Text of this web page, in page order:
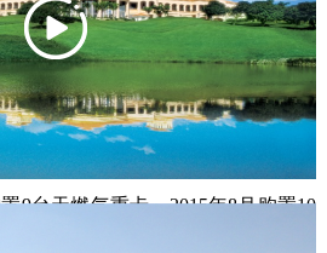
区为依托的货源中心，覆盖五邑地
进行公路货物运输服务，为维达、
市企业提供长期服务。
9台天燃气重卡，2015年8月购置10